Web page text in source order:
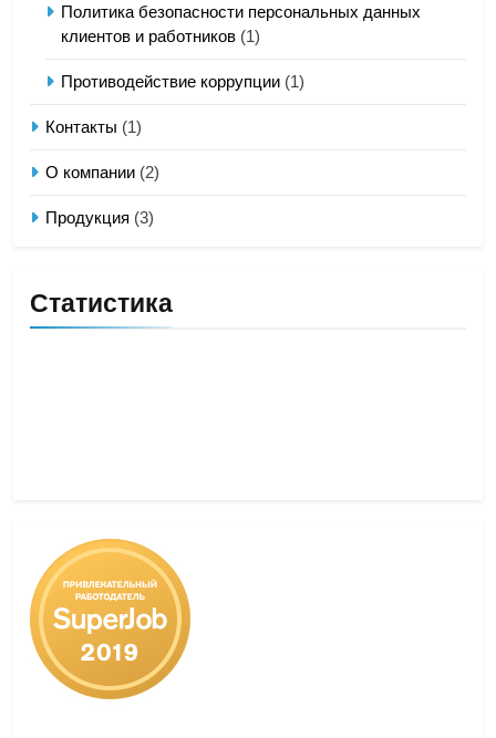
Политика безопасности персональных данных
клиентов и работников (1)
Противодействие коррупции (1)
Контакты (1)
О компании (2)
Продукция (3)
Статистика